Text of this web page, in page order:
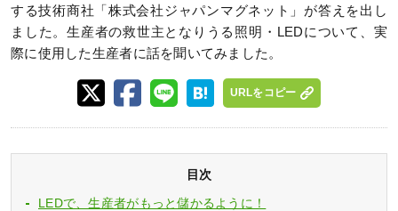
する技術商社「株式会社ジャパンマグネット」が答えを出し
ました。生産者の救世主となりうる照明・LEDについて、実
際に使用した生産者に話を聞いてみました。
URLをコピー
目次
LEDで、生産者がもっと儲かるように！